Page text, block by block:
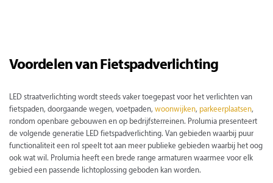
Voordelen van Fietspadverlichting
LED straatverlichting wordt steeds vaker toegepast voor het verlichten van
fietspaden, doorgaande wegen, voetpaden, woonwijken, parkeerplaatsen,
rondom openbare gebouwen en op bedrijfsterreinen. Prolumia presenteert
de volgende generatie LED fietspadverlichting. Van gebieden waarbij puur
functionaliteit een rol speelt tot aan meer publieke gebieden waarbij het oog
ook wat wil. Prolumia heeft een brede range armaturen waarmee voor elk
gebied een passende lichtoplossing geboden kan worden.